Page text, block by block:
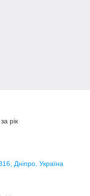
рік
Дніпро, Україна